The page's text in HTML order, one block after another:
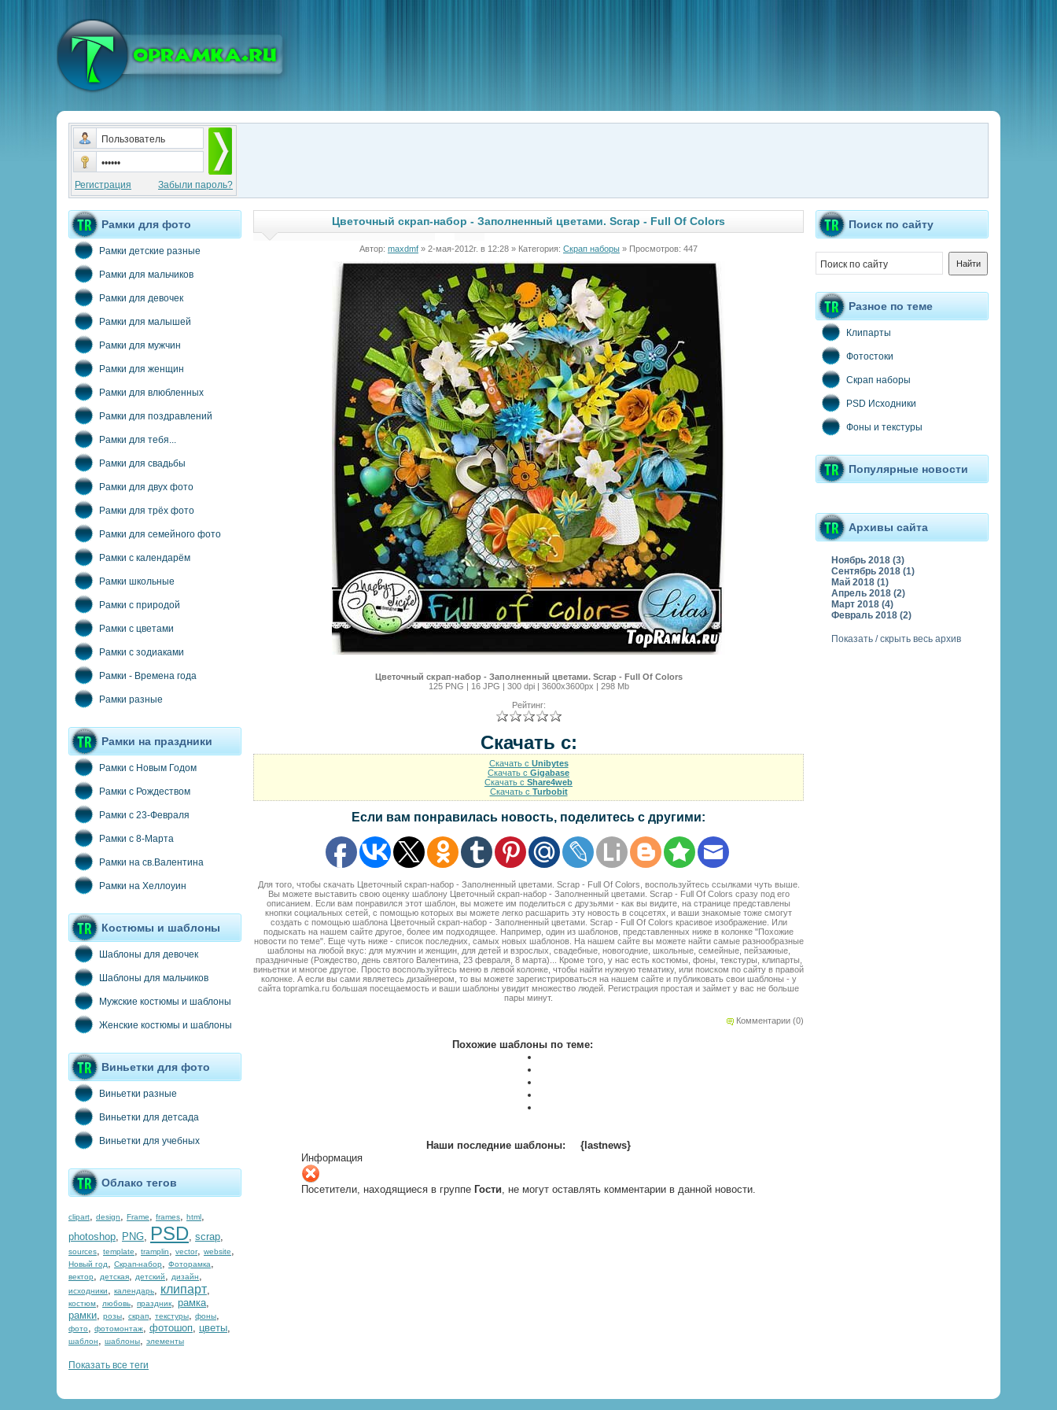
Регистрация Забыли пароль?
Рамки для фото
Рамки детские разные
Рамки для мальчиков
Рамки для девочек
Рамки для малышей
Рамки для мужчин
Рамки для женщин
Рамки для влюбленных
Рамки для поздравлений
Рамки для тебя...
Рамки для свадьбы
Рамки для двух фото
Рамки для трёх фото
Рамки для семейного фото
Рамки с календарём
Рамки школьные
Рамки с природой
Рамки с цветами
Рамки с зодиаками
Рамки - Времена года
Рамки разные
Рамки на праздники
Рамки с Новым Годом
Рамки с Рождеством
Рамки с 23-Февраля
Рамки с 8-Марта
Рамки на св.Валентина
Рамки на Хеллоуин
Костюмы и шаблоны
Шаблоны для девочек
Шаблоны для мальчиков
Мужские костюмы и шаблоны
Женские костюмы и шаблоны
Виньетки для фото
Виньетки разные
Виньетки для детсада
Виньетки для учебных
Облако тегов
clipart, design, Frame, frames, html,
photoshop, PNG, PSD, scrap,
sources, template, tramplin, vector, website,
Новый год, Скрап-набор, Фоторамка,
вектор, детская, детский, дизайн,
исходники, календарь, клипарт,
костюм, любовь, праздник, рамка,
рамки, розы, скрап, текстуры, фоны,
фото, фотомонтаж, фотошоп, цветы,
шаблон, шаблоны, элементы
Показать все теги
Цветочный скрап-набор - Заполненный цветами. Scrap - Full Of Colors
Автор: maxdmf » 2-мая-2012г. в 12:28 » Категория: Скрап наборы » Просмотров: 447
Цветочный скрап-набор - Заполненный цветами. Scrap - Full Of Colors
125 PNG | 16 JPG | 300 dpi | 3600х3600рх | 298 Mb
Рейтинг:
Скачать с:
Скачать с Unibytes
Скачать с Gigabase
Скачать с Share4web
Скачать с Turbobit
Если вам понравилась новость, поделитесь с другими:
Для того, чтобы скачать Цветочный скрап-набор - Заполненный цветами. Scrap - Full Of Colors, воспользуйтесь ссылками чуть выше.
Вы можете выставить свою оценку шаблону Цветочный скрап-набор - Заполненный цветами. Scrap - Full Of Colors сразу под его
описанием. Если вам понравился этот шаблон, вы можете им поделиться с друзьями - как вы видите, на странице представлены
кнопки социальных сетей, с помощью которых вы можете легко расшарить эту новость в соцсетях, и ваши знакомые тоже смогут
создать с помощью шаблона Цветочный скрап-набор - Заполненный цветами. Scrap - Full Of Colors красивое изображение. Или
подыскать на нашем сайте другое, более им подходящее. Например, один из шаблонов, представленных ниже в колонке "Похожие
новости по теме". Еще чуть ниже - список последних, самых новых шаблонов. На нашем сайте вы можете найти самые разнообразные
шаблоны на любой вкус: для мужчин и женщин, для детей и взрослых, свадебные, новогодние, школьные, семейные, пейзажные,
праздничные (Рождество, день святого Валентина, 23 февраля, 8 марта)... Кроме того, у нас есть костюмы, фоны, текстуры, клипарты,
виньетки и многое другое. Просто воспользуйтесь меню в левой колонке, чтобы найти нужную тематику, или поиском по сайту в правой
колонке. А если вы сами являетесь дизайнером, то вы можете зарегистрироваться на нашем сайте и публиковать свои шаблоны - у
сайта topramka.ru большая посещаемость и ваши шаблоны увидит множество людей. Регистрация простая и займет у вас не больше
пары минут.
Комментарии (0)
Похожие шаблоны по теме:
Наши последние шаблоны:
{lastnews}
Информация
Посетители, находящиеся в группе Гости, не могут оставлять комментарии в данной новости.
Поиск по сайту
Разное по теме
Клипарты
Фотостоки
Скрап наборы
PSD Исходники
Фоны и текстуры
Популярные новости
Архивы сайта
Ноябрь 2018 (3)
Сентябрь 2018 (1)
Май 2018 (1)
Апрель 2018 (2)
Март 2018 (4)
Февраль 2018 (2)
Показать / скрыть весь архив